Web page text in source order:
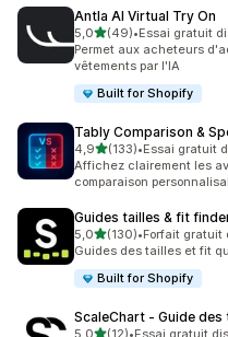
Antla AI Virtual Try On
5,0étoile(s) sur 5
(49)
49 avis au total
•Essai gratuit
Permet aux acheteurs
vêtements par l'IA
Built for Shopify
Tably Comparison &
4,9étoile(s) sur 5
(133)
133 avis au total
•Essai gratuit
Affichez clairement les
comparaison
Guides tailles & fit
5,0étoile(s) sur 5
(130)
130 avis au total
•Forfait gratuit
Guides des tailles et fit
Built for Shopify
ScaleChart ‑ Guide des
5,0étoile(s) sur 5
(12)•Essai gratuit